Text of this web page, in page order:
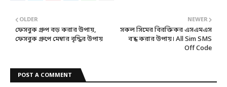
NEWER
সকল সিমের বিরক্তিকর এসএমএস
বন্ধ করার উপায়। All Sim SMS
Off Code
OLDER
ফেসবুক গ্রুপ বড় করার উপায়,
ফেসবুক গ্রুপে মেম্বার বৃদ্ধির উপায়
POST A COMMENT